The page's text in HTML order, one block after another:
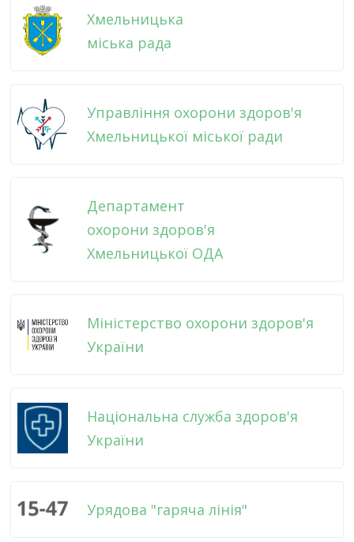
Хмельницька
міська рада
Управління охорони здоров'я
Хмельницької міської ради
Департамент
охорони здоров'я
Хмельницької ОДА
Міністерство охорони здоров'я
України
Національна служба здоров'я
України
Урядова "гаряча лінія"